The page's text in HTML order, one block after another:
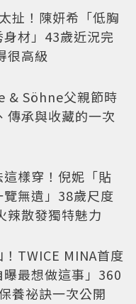
扯！陳妍希「低胸
材」43歲近況完
很高級
& Söhne父親節時
傳承與收藏的一次
樣穿！倪妮「貼
無遺」38歲尺度
辣散發獨特魅力
TWICE MINA首度
最想做這事」360
養祕訣一次公開